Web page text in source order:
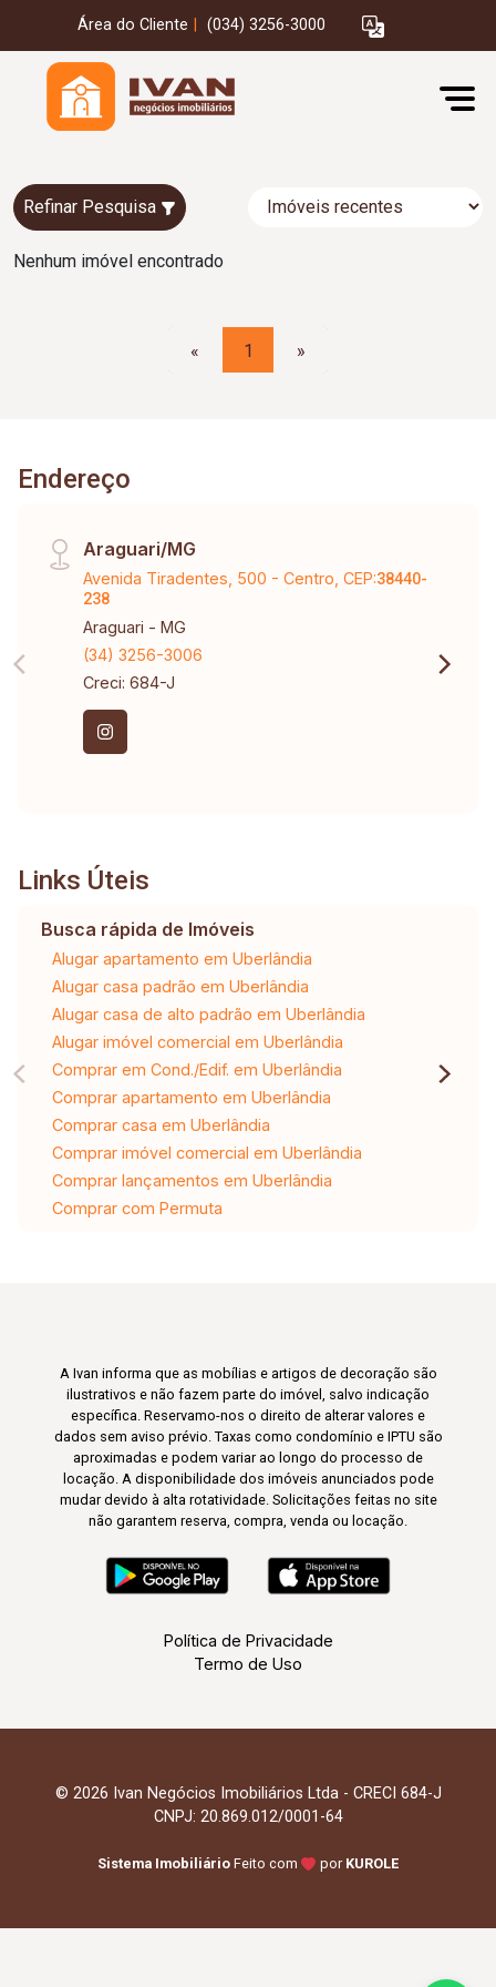
Área do Cliente (034) 3256-3000
Refinar Pesquisa
Nenhum imóvel encontrado
« 1 »
Endereço
Araguari/MG
Avenida Tiradentes, 500 - Centro, CEP:38440-
238
Araguari - MG
(34) 3256-3006
Creci: 684-J
Links Úteis
Busca rápida de Imóveis
Alugar apartamento em Uberlândia
Alugar casa padrão em Uberlândia
Alugar casa de alto padrão em Uberlândia
Alugar imóvel comercial em Uberlândia
Comprar em Cond./Edif. em Uberlândia
Comprar apartamento em Uberlândia
Comprar casa em Uberlândia
Comprar imóvel comercial em Uberlândia
Comprar lançamentos em Uberlândia
Comprar com Permuta
A Ivan informa que as mobílias e artigos de decoração são
ilustrativos e não fazem parte do imóvel, salvo indicação
específica. Reservamo-nos o direito de alterar valores e
dados sem aviso prévio. Taxas como condomínio e IPTU são
aproximadas e podem variar ao longo do processo de
locação. A disponibilidade dos imóveis anunciados pode
mudar devido à alta rotatividade. Solicitações feitas no site
não garantem reserva, compra, venda ou locação.
Política de Privacidade
Termo de Uso
© 2026 Ivan Negócios Imobiliários Ltda - CRECI 684-J
CNPJ: 20.869.012/0001-64
Sistema Imobiliário Feito com por KUROLE